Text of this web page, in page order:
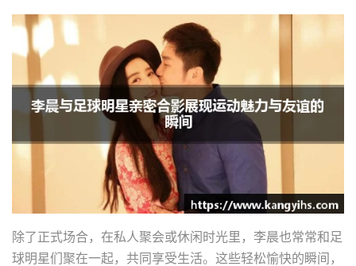
除了正式场合，在私人聚会或休闲时光里，李晨也常常和足
球明星们聚在一起，共同享受生活。这些轻松愉快的瞬间，